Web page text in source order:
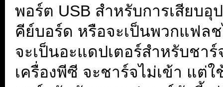
พอร์ต USB สำหรับการเสียบ
คีย์บอร์ด หรือจะเป็นพวกแฟล
จะเป็นอะแดปเตอร์สำหรับชา
เครื่องพีซี จะชาร์จไม่เข้า แต่